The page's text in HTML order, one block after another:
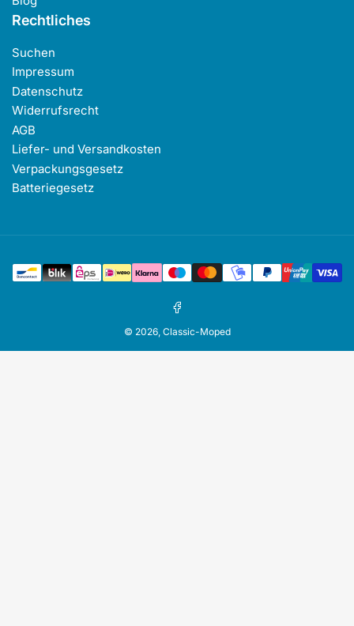
Rechtliches
Suchen
Impressum
Datenschutz
Widerrufsrecht
AGB
Liefer- und Versandkosten
Verpackungsgesetz
Batteriegesetz
Zahlungsmethoden
Facebook
© 2026, Classic-Moped